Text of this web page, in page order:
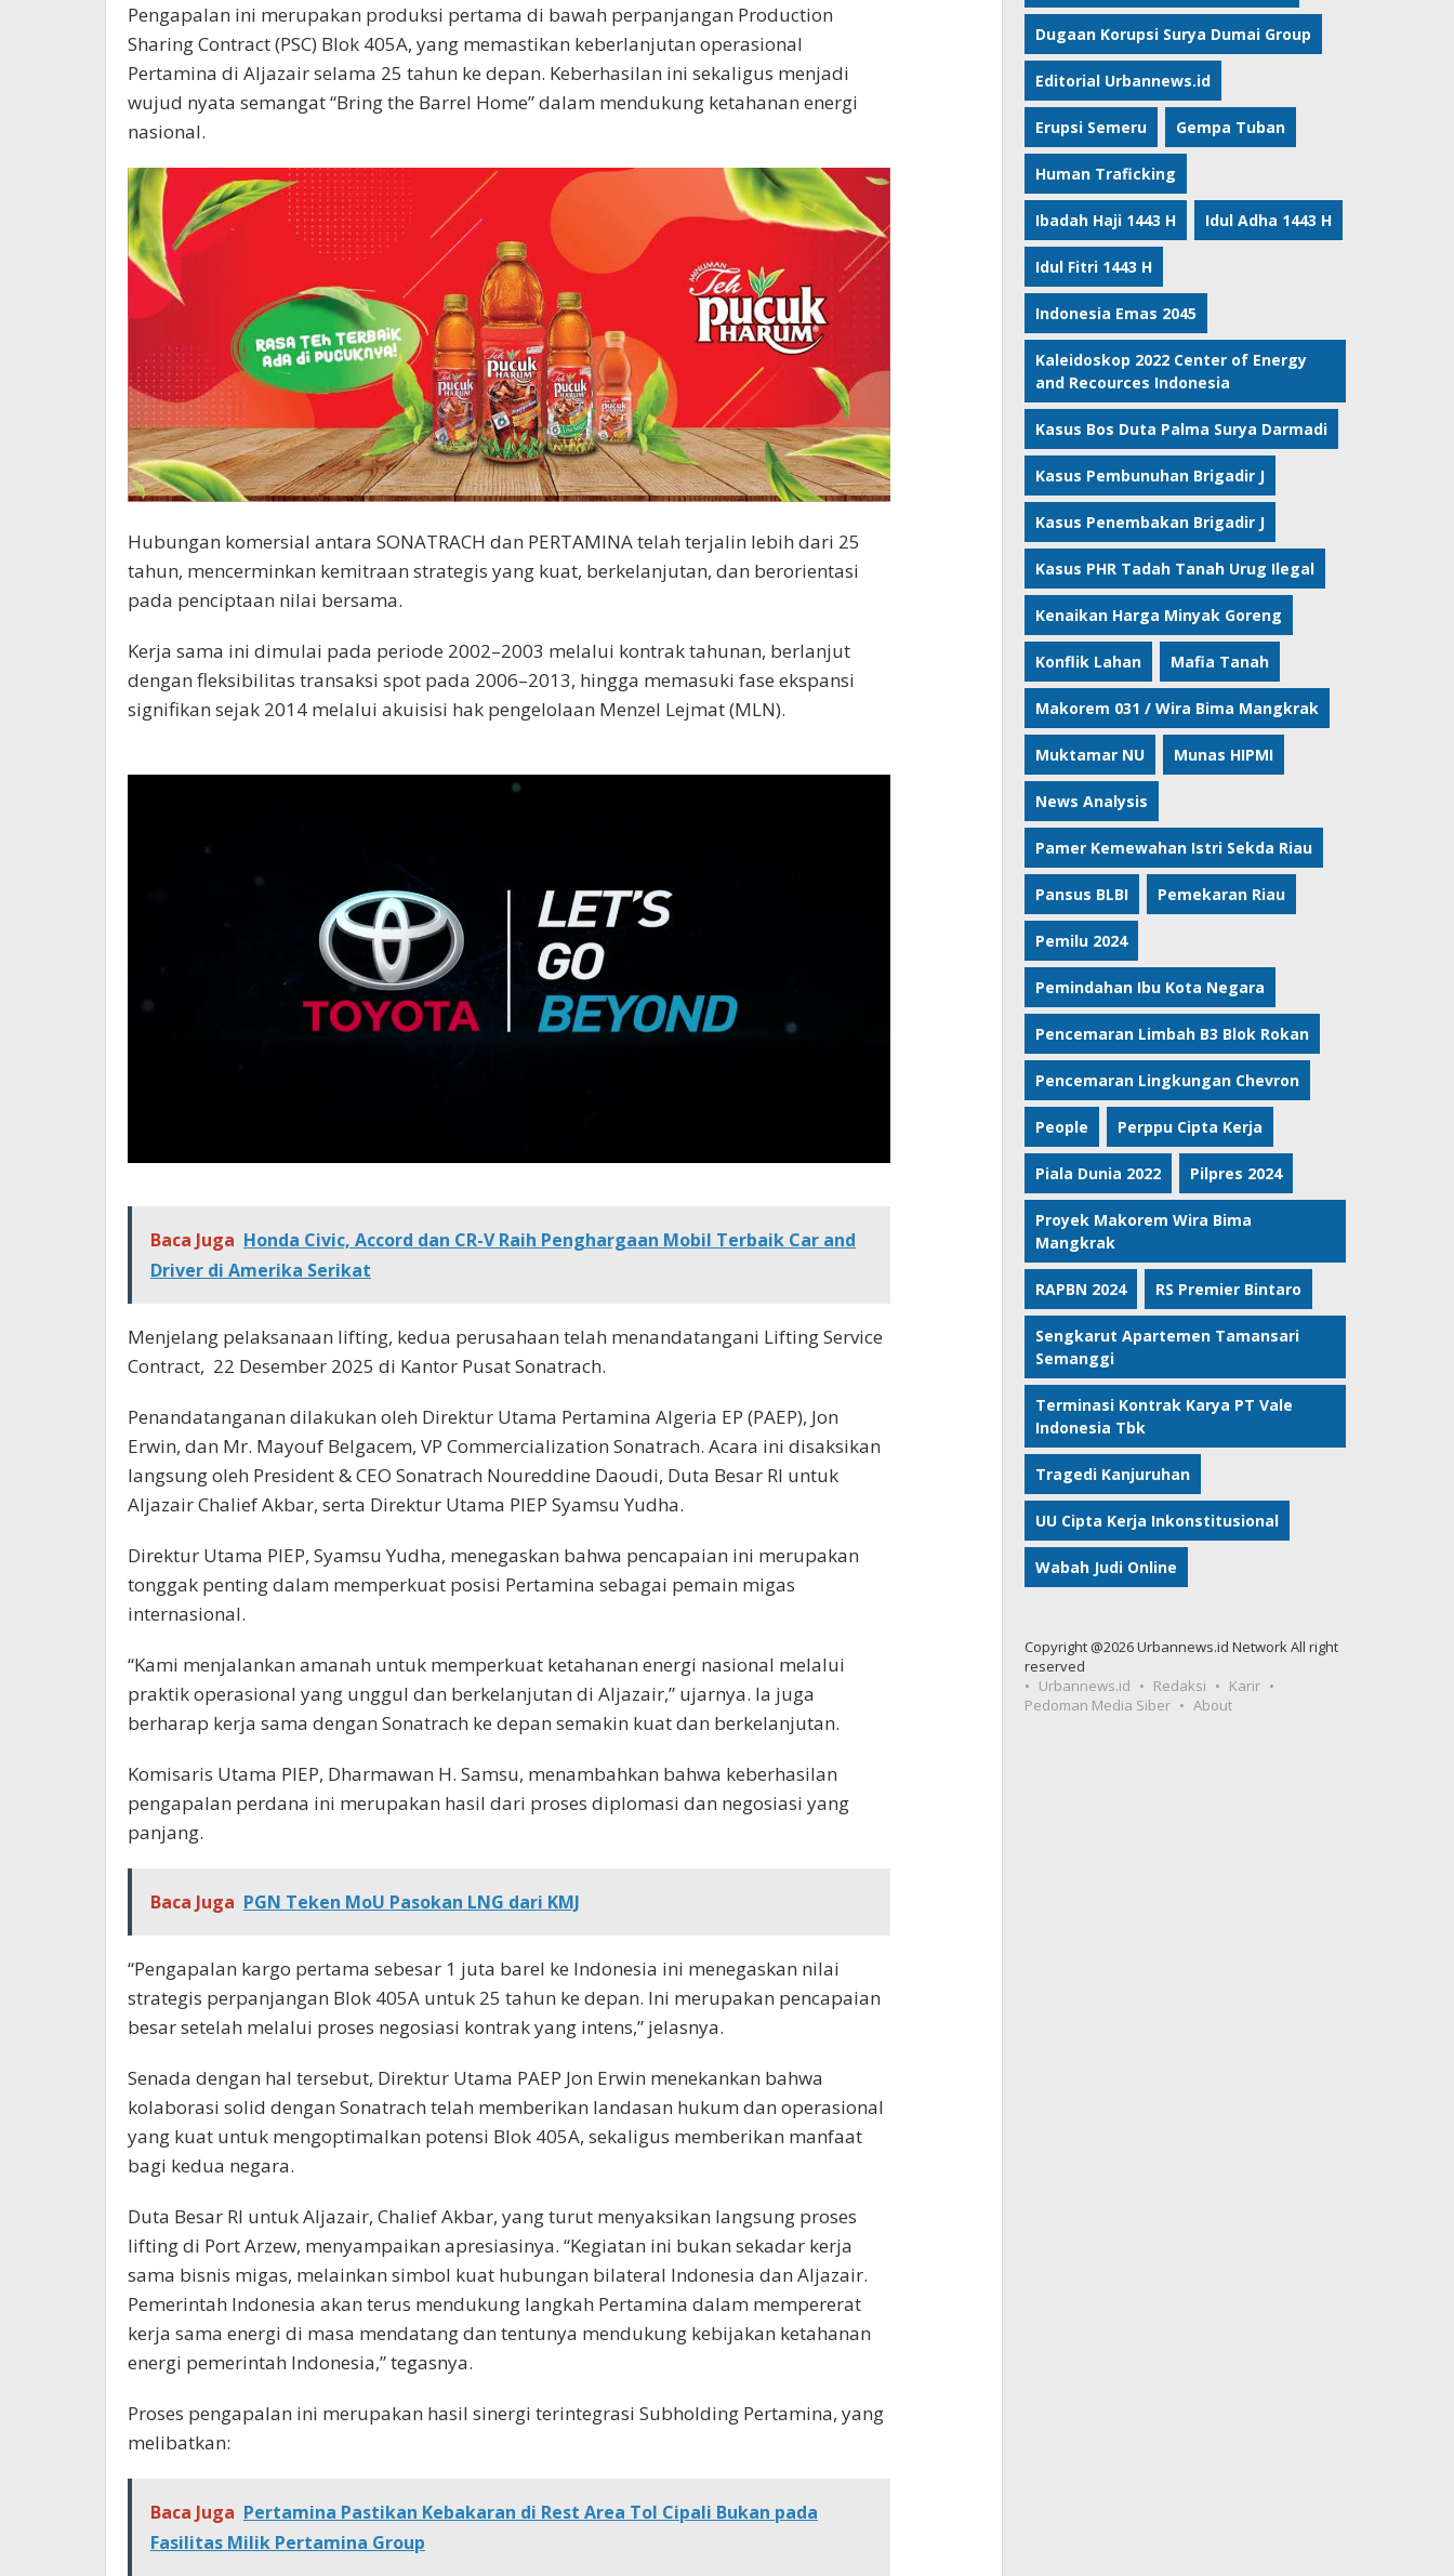
Pengapalan ini merupakan produksi pertama di bawah perpanjangan Production
Sharing Contract (PSC) Blok 405A, yang memastikan keberlanjutan operasional
Pertamina di Aljazair selama 25 tahun ke depan. Keberhasilan ini sekaligus menjadi
wujud nyata semangat “Bring the Barrel Home” dalam mendukung ketahanan energi
nasional.
Hubungan komersial antara SONATRACH dan PERTAMINA telah terjalin lebih dari 25
tahun, mencerminkan kemitraan strategis yang kuat, berkelanjutan, dan berorientasi
pada penciptaan nilai bersama.
Kerja sama ini dimulai pada periode 2002–2003 melalui kontrak tahunan, berlanjut
dengan fleksibilitas transaksi spot pada 2006–2013, hingga memasuki fase ekspansi
signifikan sejak 2014 melalui akuisisi hak pengelolaan Menzel Lejmat (MLN).
Baca Juga Honda Civic, Accord dan CR-V Raih Penghargaan Mobil Terbaik Car and
Driver di Amerika Serikat
Menjelang pelaksanaan lifting, kedua perusahaan telah menandatangani Lifting Service
Contract, 22 Desember 2025 di Kantor Pusat Sonatrach.
Penandatanganan dilakukan oleh Direktur Utama Pertamina Algeria EP (PAEP), Jon
Erwin, dan Mr. Mayouf Belgacem, VP Commercialization Sonatrach. Acara ini disaksikan
langsung oleh President & CEO Sonatrach Noureddine Daoudi, Duta Besar RI untuk
Aljazair Chalief Akbar, serta Direktur Utama PIEP Syamsu Yudha.
Direktur Utama PIEP, Syamsu Yudha, menegaskan bahwa pencapaian ini merupakan
tonggak penting dalam memperkuat posisi Pertamina sebagai pemain migas
internasional.
“Kami menjalankan amanah untuk memperkuat ketahanan energi nasional melalui
praktik operasional yang unggul dan berkelanjutan di Aljazair,” ujarnya. Ia juga
berharap kerja sama dengan Sonatrach ke depan semakin kuat dan berkelanjutan.
Komisaris Utama PIEP, Dharmawan H. Samsu, menambahkan bahwa keberhasilan
pengapalan perdana ini merupakan hasil dari proses diplomasi dan negosiasi yang
panjang.
Baca Juga PGN Teken MoU Pasokan LNG dari KMJ
“Pengapalan kargo pertama sebesar 1 juta barel ke Indonesia ini menegaskan nilai
strategis perpanjangan Blok 405A untuk 25 tahun ke depan. Ini merupakan pencapaian
besar setelah melalui proses negosiasi kontrak yang intens,” jelasnya.
Senada dengan hal tersebut, Direktur Utama PAEP Jon Erwin menekankan bahwa
kolaborasi solid dengan Sonatrach telah memberikan landasan hukum dan operasional
yang kuat untuk mengoptimalkan potensi Blok 405A, sekaligus memberikan manfaat
bagi kedua negara.
Duta Besar RI untuk Aljazair, Chalief Akbar, yang turut menyaksikan langsung proses
lifting di Port Arzew, menyampaikan apresiasinya. “Kegiatan ini bukan sekadar kerja
sama bisnis migas, melainkan simbol kuat hubungan bilateral Indonesia dan Aljazair.
Pemerintah Indonesia akan terus mendukung langkah Pertamina dalam mempererat
kerja sama energi di masa mendatang dan tentunya mendukung kebijakan ketahanan
energi pemerintah Indonesia,” tegasnya.
Proses pengapalan ini merupakan hasil sinergi terintegrasi Subholding Pertamina, yang
melibatkan:
Baca Juga Pertamina Pastikan Kebakaran di Rest Area Tol Cipali Bukan pada
Fasilitas Milik Pertamina Group
Dugaan Korupsi Surya Dumai Group
Editorial Urbannews.id
Erupsi Semeru Gempa Tuban
Human Traficking
Ibadah Haji 1443 H Idul Adha 1443 H
Idul Fitri 1443 H
Indonesia Emas 2045
Kaleidoskop 2022 Center of Energy
and Recources Indonesia
Kasus Bos Duta Palma Surya Darmadi
Kasus Pembunuhan Brigadir J
Kasus Penembakan Brigadir J
Kasus PHR Tadah Tanah Urug Ilegal
Kenaikan Harga Minyak Goreng
Konflik Lahan Mafia Tanah
Makorem 031 / Wira Bima Mangkrak
Muktamar NU Munas HIPMI
News Analysis
Pamer Kemewahan Istri Sekda Riau
Pansus BLBI Pemekaran Riau
Pemilu 2024
Pemindahan Ibu Kota Negara
Pencemaran Limbah B3 Blok Rokan
Pencemaran Lingkungan Chevron
People Perppu Cipta Kerja
Piala Dunia 2022 Pilpres 2024
Proyek Makorem Wira Bima
Mangkrak
RAPBN 2024 RS Premier Bintaro
Sengkarut Apartemen Tamansari
Semanggi
Terminasi Kontrak Karya PT Vale
Indonesia Tbk
Tragedi Kanjuruhan
UU Cipta Kerja Inkonstitusional
Wabah Judi Online
Copyright @2026 Urbannews.id Network All right
reserved
Urbannews.id
Redaksi
Karir
Pedoman Media Siber
About